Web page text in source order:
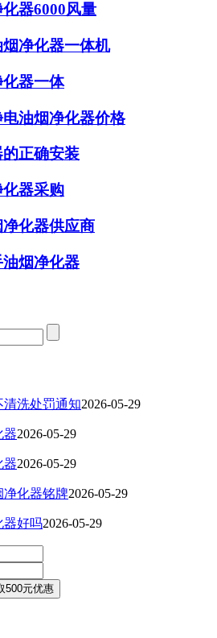
器6000风量
净化器一体机
器一体
油烟净化器价格
正确安装
器采购
化器供应商
烟净化器
洗处罚通知2026-05-29
器2026-05-29
器2026-05-29
净化器铭牌2026-05-29
器好吗2026-05-29